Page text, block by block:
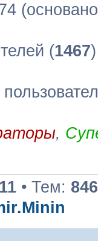
(1467
,
• Тем: 846